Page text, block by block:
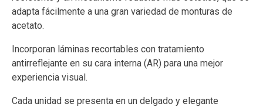
adapta fácilmente a una gran variedad de monturas de
acetato.
Incorporan láminas recortables con tratamiento
antirreflejante en su cara interna (AR) para una mejor
experiencia visual.
Cada unidad se presenta en un delgado y elegante